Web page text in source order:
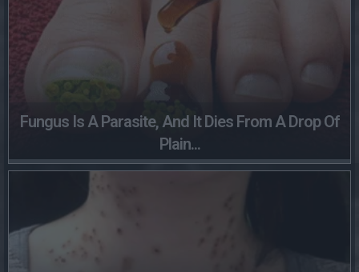
Fungus Is A Parasite, And It Dies From A Drop Of
Plain...